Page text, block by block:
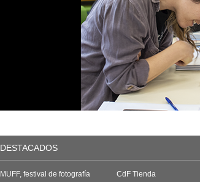
DESTACADOS
MUFF, festival de fotografía CdF Tienda